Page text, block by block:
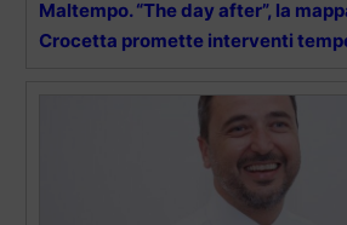
Maltempo. “The day after”, la
Crocetta promette interventi